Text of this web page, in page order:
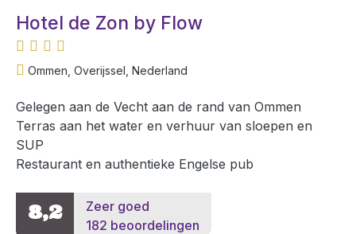
Hotel de Zon by Flow
Ommen, Overijssel, Nederland
Gelegen aan de Vecht aan de rand van Ommen
Terras aan het water en verhuur van sloepen en
SUP
Restaurant en authentieke Engelse pub
8,2
Zeer goed
182 beoordelingen